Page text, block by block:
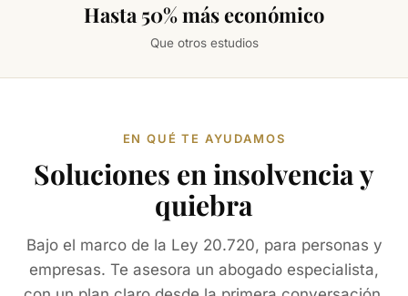
Hasta 50% más económico
Que otros estudios
EN QUÉ TE AYUDAMOS
Soluciones en insolvencia y
quiebra
Bajo el marco de la Ley 20.720, para personas y
empresas. Te asesora un abogado especialista,